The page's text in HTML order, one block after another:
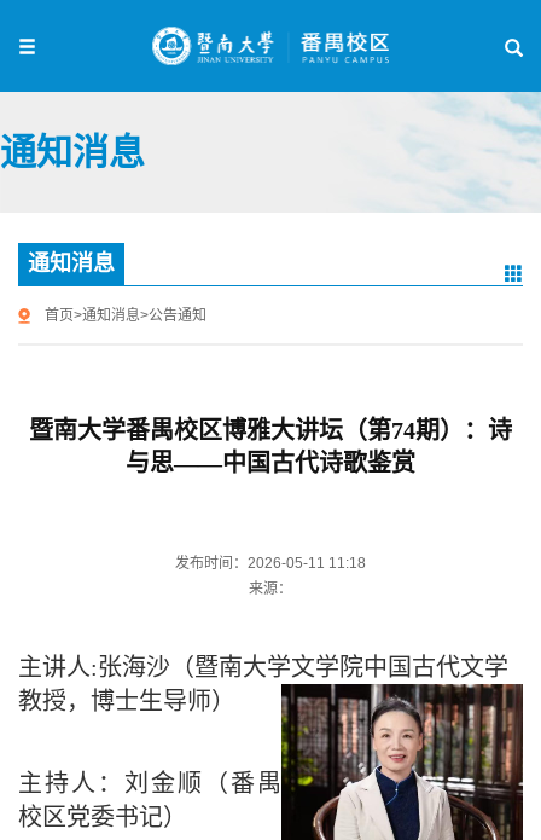
通知消息
通知消息
首页>通知消息>公告通知
暨南大学番禺校区博雅大讲坛（第74期）：诗
与思——中国古代诗歌鉴赏
发布时间：2026-05-11 11:18
来源：
主讲人:张海沙（暨南大学文学院中国古代文学
教授，博士生导师）
主持人： 刘金顺（番禺
校区党委书记）